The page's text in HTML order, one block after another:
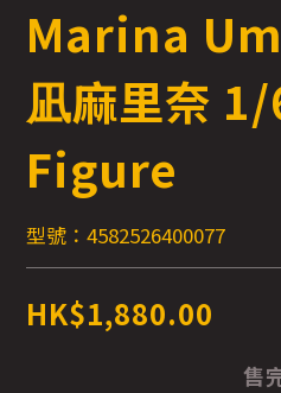
Marina
凪麻里奈 1/
Figure
型號：4582526400077
HK$1,880.00
售